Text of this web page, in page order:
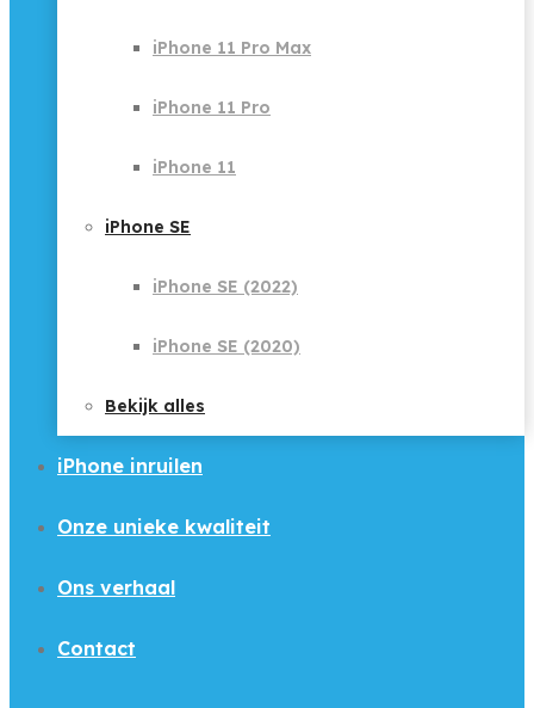
iPhone 11 Pro Max
iPhone 11 Pro
iPhone 11
iPhone SE
iPhone SE (2022)
iPhone SE (2020)
Bekijk alles
iPhone inruilen
Onze unieke kwaliteit
Ons verhaal
Contact